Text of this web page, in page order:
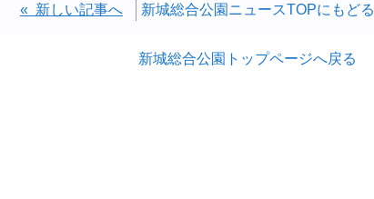
« 新しい記事へ 新城総合公園ニュースTOPにもどる
新城総合公園トップページへ戻る